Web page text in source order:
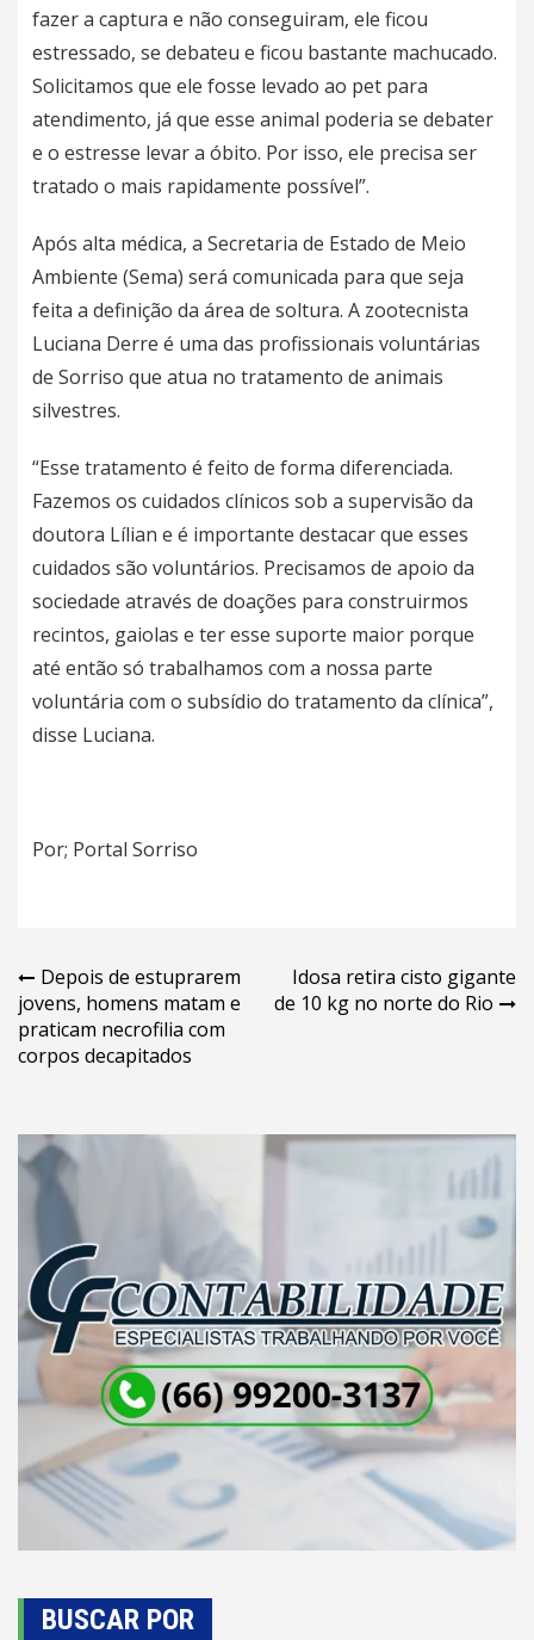
fazer a captura e não conseguiram, ele ficou
estressado, se debateu e ficou bastante machucado.
Solicitamos que ele fosse levado ao pet para
atendimento, já que esse animal poderia se debater
e o estresse levar a óbito. Por isso, ele precisa ser
tratado o mais rapidamente possível”.
Após alta médica, a Secretaria de Estado de Meio
Ambiente (Sema) será comunicada para que seja
feita a definição da área de soltura. A zootecnista
Luciana Derre é uma das profissionais voluntárias
de Sorriso que atua no tratamento de animais
silvestres.
“Esse tratamento é feito de forma diferenciada.
Fazemos os cuidados clínicos sob a supervisão da
doutora Lílian e é importante destacar que esses
cuidados são voluntários. Precisamos de apoio da
sociedade através de doações para construirmos
recintos, gaiolas e ter esse suporte maior porque
até então só trabalhamos com a nossa parte
voluntária com o subsídio do tratamento da clínica”,
disse Luciana.
Por; Portal Sorriso
Navegação
de
Post
Depois de estuprarem
jovens, homens matam e
praticam necrofilia com
corpos decapitados
Idosa retira cisto gigante
de 10 kg no norte do Rio
BUSCAR POR